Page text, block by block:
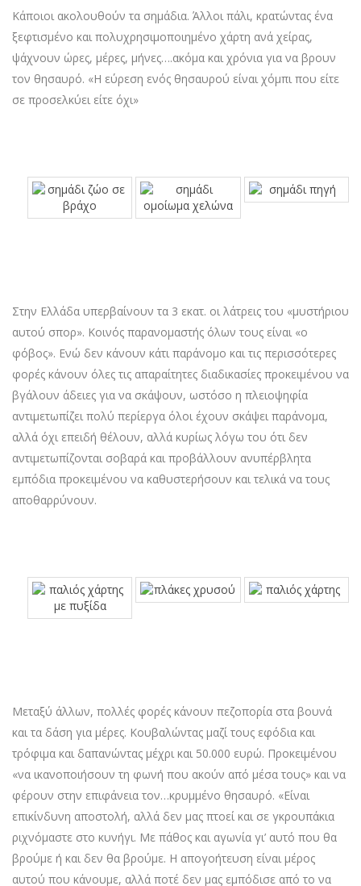
Κάποιοι ακολουθούν τα σημάδια. Άλλοι πάλι, κρατώντας ένα
ξεφτισμένο και πολυχρησιμοποιημένο χάρτη ανά χείρας,
ψάχνουν ώρες, μέρες, μήνες….ακόμα και χρόνια για να βρουν
τον θησαυρό. «Η εύρεση ενός θησαυρού είναι χόμπι που είτε
σε προσελκύει είτε όχι»
Στην Ελλάδα υπερβαίνουν τα 3 εκατ. οι λάτρεις του «μυστήριου
αυτού σπορ». Κοινός παρανομαστής όλων τους είναι «ο
φόβος». Ενώ δεν κάνουν κάτι παράνομο και τις περισσότερες
φορές κάνουν όλες τις απαραίτητες διαδικασίες προκειμένου να
βγάλουν άδειες για να σκάψουν, ωστόσο η πλειοψηφία
αντιμετωπίζει πολύ περίεργα όλοι έχουν σκάψει παράνομα,
αλλά όχι επειδή θέλουν, αλλά κυρίως λόγω του ότι δεν
αντιμετωπίζονται σοβαρά και προβάλλουν ανυπέρβλητα
εμπόδια προκειμένου να καθυστερήσουν και τελικά να τους
αποθαρρύνουν.
Μεταξύ άλλων, πολλές φορές κάνουν πεζοπορία στα βουνά
και τα δάση για μέρες. Κουβαλώντας μαζί τους εφόδια και
τρόφιμα και δαπανώντας μέχρι και 50.000 ευρώ. Προκειμένου
«να ικανοποιήσουν τη φωνή που ακούν από μέσα τους» και να
φέρουν στην επιφάνεια τον…κρυμμένο θησαυρό. «Είναι
επικίνδυνη αποστολή, αλλά δεν μας πτοεί και σε γκρουπάκια
ριχνόμαστε στο κυνήγι. Με πάθος και αγωνία γι’ αυτό που θα
βρούμε ή και δεν θα βρούμε. Η απογοήτευση είναι μέρος
αυτού που κάνουμε, αλλά ποτέ δεν μας εμπόδισε από το να